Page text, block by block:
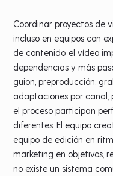
Coordinar proyectos de
incluso en equipos con
de contenido, el vídeo
dependencias y más
guion, preproducción,
adaptaciones por canal,
el proceso participan
diferentes. El equipo
equipo de edición en
marketing en objetivos,
no existe un sistema